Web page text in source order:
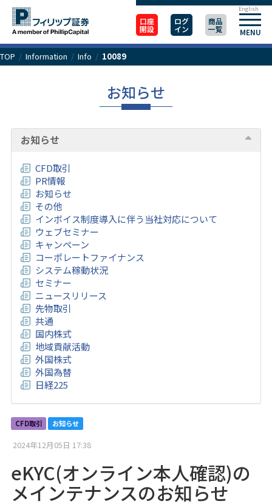
口座
開設
ログ
イン
商品
一覧 MENU
English
TOP / Information / Info / 10089
お知らせ
お知らせ
CFD取引
PR情報
お知らせ
その他
インボイス制度導入に伴う当社対応について
ウェブセミナー
キャンペーン
コーポレートファイナンス
システム稼動状況
セミナー
ニュースリリース
先物取引
共通
国内株式
地域貢献活動
外国株式
外国為替
日経225
CFD取引 お知らせ
2024年12月05日 17:38
eKYC(オンライン本人確認)の
メインテナンスのお知らせ